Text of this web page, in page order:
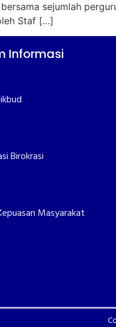
sejumlah
Staf […]
Informasi
Birokrasi
Masyarakat